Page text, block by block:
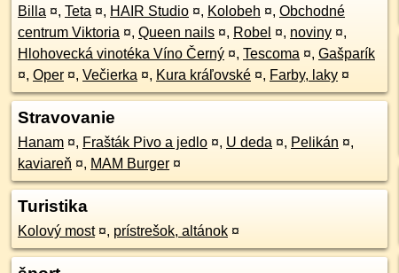
Billa ¤, Teta ¤, HAIR Studio ¤, Kolobeh ¤, Obchodné
centrum Viktoria ¤, Queen nails ¤, Robel ¤, noviny ¤,
Hlohovecká vinotéka Víno Černý ¤, Tescoma ¤, Gašparík
¤, Oper ¤, Večierka ¤, Kura kráľovské ¤, Farby, laky ¤
Stravovanie
Hanam ¤, Frašták Pivo a jedlo ¤, U deda ¤, Pelikán ¤,
kaviareň ¤, MAM Burger ¤
Turistika
Kolový most ¤, prístrešok, altánok ¤